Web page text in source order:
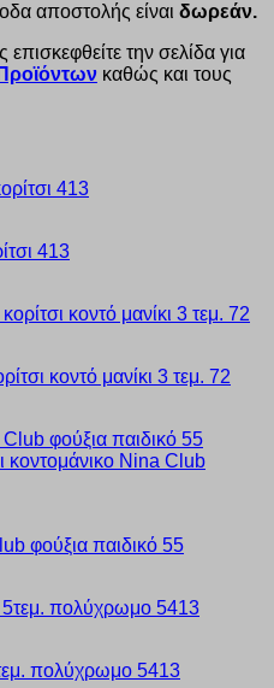
αποστολής είναι δωρεάν.
την σελίδα για
καθώς και τους
413
κοντό μανίκι 3 τεμ. 72
φούξια παιδικό 55
πολύχρωμο 5413